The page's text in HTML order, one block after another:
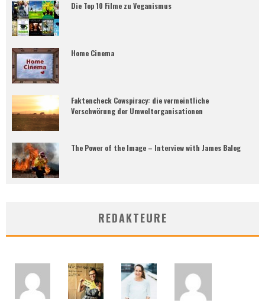
Die Top 10 Filme zu Veganismus
Home Cinema
Faktencheck Cowspiracy: die vermeintliche
Verschwörung der Umweltorganisationen
The Power of the Image – Interview with James Balog
REDAKTEURE